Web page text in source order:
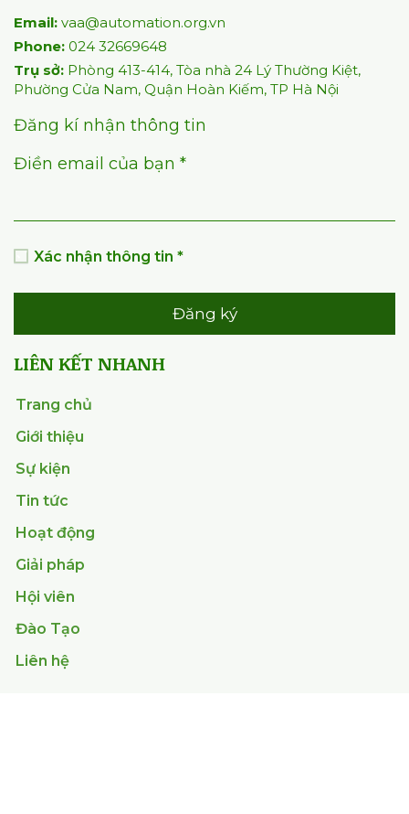
Email: vaa@automation.org.vn
Phone: 024 32669648
Trụ sở: Phòng 413-414, Tòa nhà 24 Lý Thường Kiệt,
Phường Cửa Nam, Quận Hoàn Kiếm, TP Hà Nội
Đăng kí nhận thông tin
Điền email của bạn *
Xác nhận thông tin *
Đăng ký
LIÊN KẾT NHANH
Trang chủ
Giới thiệu
Sự kiện
Tin tức
Hoạt động
Giải pháp
Hội viên
Đào Tạo
Liên hệ